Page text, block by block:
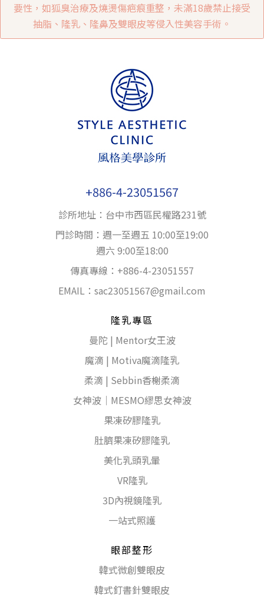
要性，如狐臭治療及燒燙傷疤痕重整，未滿18歲禁止接受
抽脂、隆乳、隆鼻及雙眼皮等侵入性美容手術。
+886-4-23051567
診所地址：台中巿西區民權路231號
門診時間：週一至週五 10:00至19:00
週六 9:00至18:00
傳真專線：+886-4-23051557
EMAIL： sac23051567@gmail.com
隆乳專區
曼陀 | Mentor女王波
魔滴 | Motiva魔滴隆乳
柔滴 | Sebbin香榭柔滴
女神波｜MESMO繆思女神波
果凍矽膠隆乳
肚臍果凍矽膠隆乳
美化乳頭乳暈
VR隆乳
3D內視鏡隆乳
一站式照護
眼部整形
韓式微創雙眼皮
韓式釘書針雙眼皮